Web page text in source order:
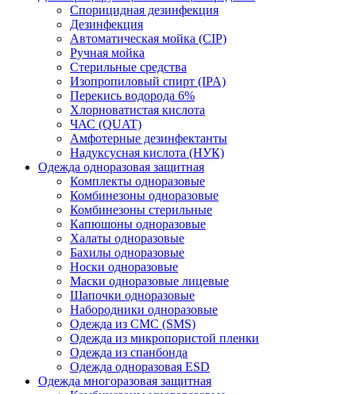
Спорицидная дезинфекция
Дезинфекция
Автоматическая мойка (CIP)
Ручная мойка
Стерильные средства
Изопропиловый спирт (IPA)
Перекись водорода 6%
Хлорноватистая кислота
ЧАС (QUAT)
Амфотерные дезинфектанты
Надуксусная кислота (НУК)
Одежда одноразовая защитная
Комплекты одноразовые
Комбинезоны одноразовые
Комбинезоны стерильные
Капюшоны одноразовые
Халаты одноразовые
Бахилы одноразовые
Носки одноразовые
Маски одноразовые лицевые
Шапочки одноразовые
Набородники одноразовые
Одежда из СМС (SMS)
Одежда из микропористой пленки
Одежда из спанбонда
Одежда одноразовая ESD
Одежда многоразовая защитная